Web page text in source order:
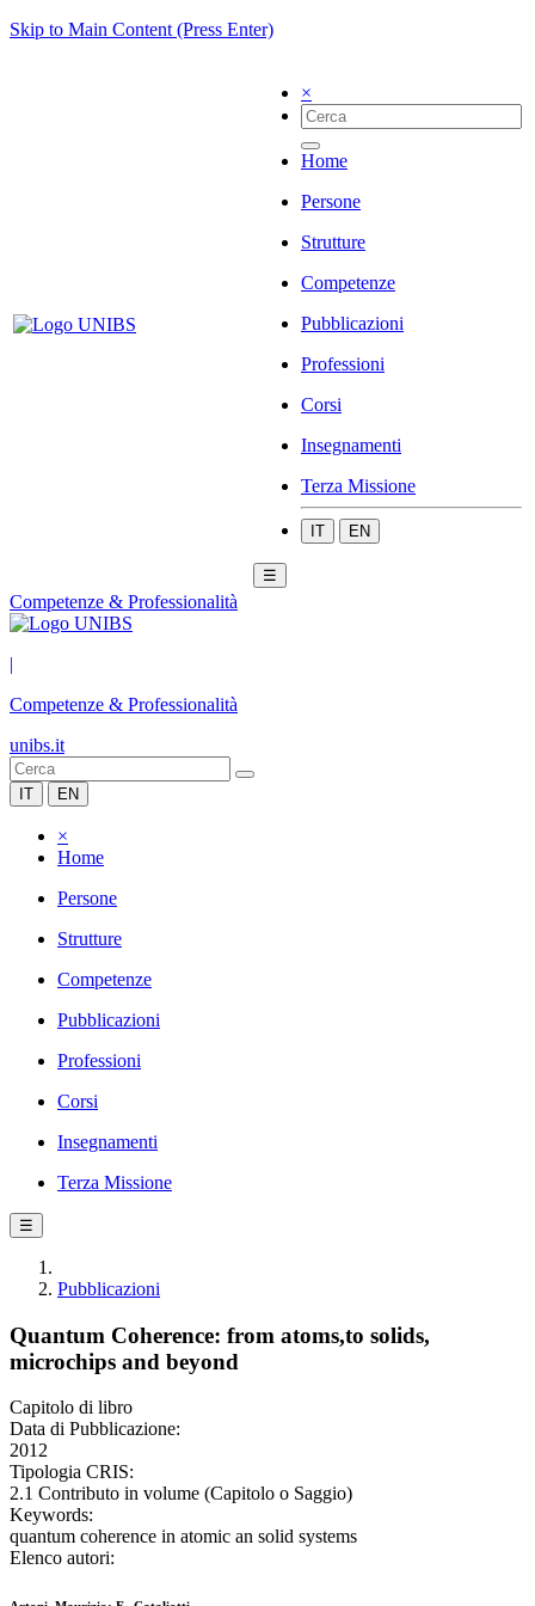
Skip to Main Content (Press Enter)
×
Home
Persone
Strutture
Competenze
Pubblicazioni
Professioni
Corsi
Insegnamenti
Terza Missione
IT EN
☰
Competenze & Professionalità
|
Competenze & Professionalità
unibs.it
IT EN
×
Home
Persone
Strutture
Competenze
Pubblicazioni
Professioni
Corsi
Insegnamenti
Terza Missione
☰
Pubblicazioni
Quantum Coherence: from atoms,to solids,
microchips and beyond
Capitolo di libro
Data di Pubblicazione:
2012
Tipologia CRIS:
2.1 Contributo in volume (Capitolo o Saggio)
Keywords:
quantum coherence in atomic an solid systems
Elenco autori: